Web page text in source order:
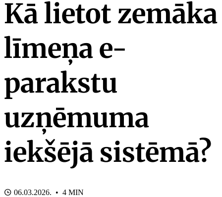
Kā lietot zemāka
līmeņa e-
parakstu
uzņēmuma
iekšējā sistēmā?
06.03.2026. • 4 MIN